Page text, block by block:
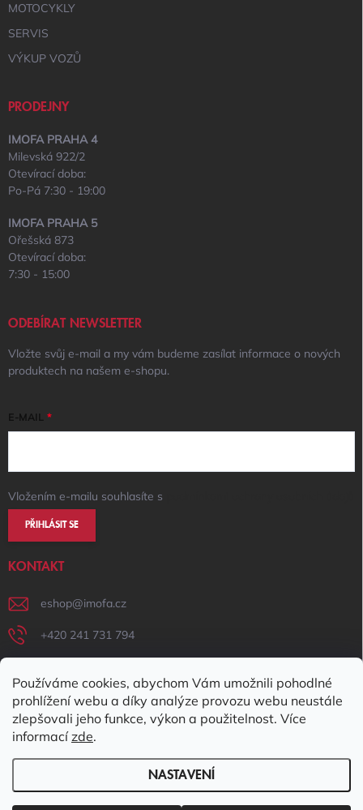
Používáme cookies, abychom Vám umožnili pohodlné
prohlížení webu a díky analýze provozu webu neustále
zlepšovali jeho funkce, výkon a použitelnost. Více
informacízde.
NASTAVENÍ
MOTOCYKLY
SERVIS
VÝKUP VOZŮ
PRODEJNY
IMOFA PRAHA 4
Milevská 922/2
Otevírací doba:
Po-Pá 7:30 - 19:00
IMOFA PRAHA 5
Ořešská 873
Otevírací doba:
7:30 - 15:00
ODEBÍRAT NEWSLETTER
Vložte svůj e-mail a my vám budeme zasílat informace o nových
produktech na našem e-shopu.
E-MAIL
Vložením e-mailu souhlasíte s
PŘIHLÁSIT SE
KONTAKT
eshop@imofa.cz
+420 241 731 794
IMOFA Facebook
imofa_s.r.o
Copyright 2026IMOFA e-shop. Všechna práva vyhrazena.Upravit